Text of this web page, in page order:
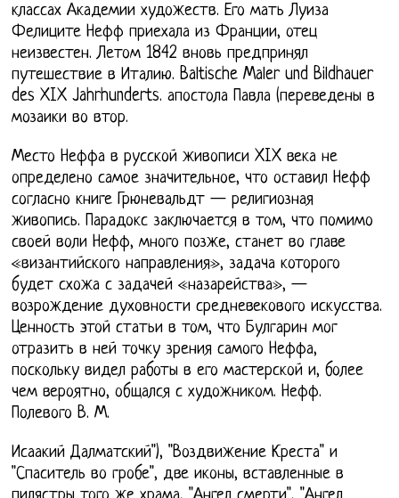
классах Академии художеств. Его мать Луиза
Фелиците Нефф приехала из Франции, отец
неизвестен. Летом 1842 вновь предпринял
путешествие в Италию. Baltische Maler und Bildhauer
des XIX Jahrhunderts. апостола Павла (переведены в
мозаики во втор.
Место Неффа в русской живописи XIX века не
определено самое значительное, что оставил Нефф
согласно книге Грюневальдт — религиозная
живопись. Парадокс заключается в том, что помимо
своей воли Нефф, много позже, станет во главе
«византийского направления», задача которого
будет схожа с задачей «назарейства», —
возрождение духовности средневекового искусства.
Ценность этой статьи в том, что Булгарин мог
отразить в ней точку зрения самого Неффа,
поскольку видел работы в его мастерской и, более
чем вероятно, общался с художником. Нефф.
Полевого В. М.
Исаакий Далматский"), "Воздвижение Креста" и
"Спаситель во гробе", две иконы, вставленные в